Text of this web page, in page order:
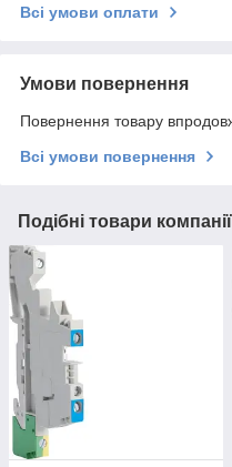
Всі умови оплати
Умови повернення
Повернення товару
Всі умови повернення
Подібні товари компанії